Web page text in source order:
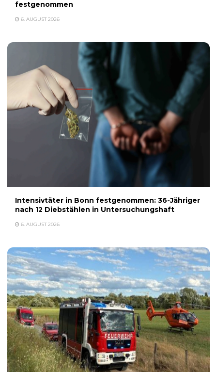
festgenommen
6. AUGUST 2026
Intensivtäter in Bonn festgenommen: 36-Jähriger
nach 12 Diebstählen in Untersuchungshaft
6. AUGUST 2026